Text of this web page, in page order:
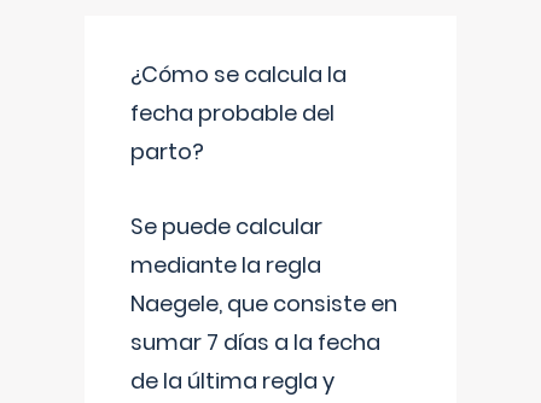
¿Cómo se calcula la
fecha probable del
parto?
Se puede calcular
mediante la regla
Naegele, que consiste en
sumar 7 días a la fecha
de la última regla y